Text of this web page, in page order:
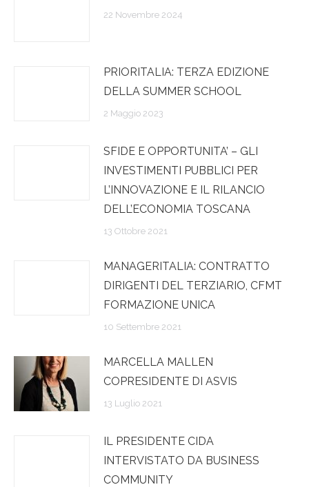
22 Novembre 2024
PRIORITALIA: TERZA EDIZIONE
DELLA SUMMER SCHOOL
2 Maggio 2023
SFIDE E OPPORTUNITA’ – GLI
INVESTIMENTI PUBBLICI PER
L’INNOVAZIONE E IL RILANCIO
DELL’ECONOMIA TOSCANA
13 Ottobre 2021
MANAGERITALIA: CONTRATTO
DIRIGENTI DEL TERZIARIO, CFMT
FORMAZIONE UNICA
10 Settembre 2021
MARCELLA MALLEN
COPRESIDENTE DI ASVIS
13 Luglio 2021
IL PRESIDENTE CIDA
INTERVISTATO DA BUSINESS
COMMUNITY